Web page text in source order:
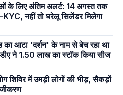
के लिए अंतिम अलर्ट: 14 अगस्त तक
KYC, नहीं तो घरेलू सिलेंडर मिलेगा
का आटा 'दर्शन' के नाम से बेच रहा था
ने 1.50 लाख का स्टॉक किया सीज
शिविर में उमड़ी लोगों की भीड़, सैकड़ों